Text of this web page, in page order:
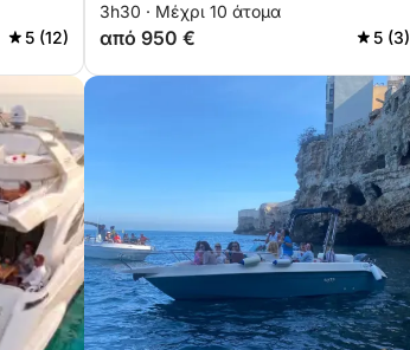
5 (12)
3h30 · Μέχρι 10 άτομα
από 950 € 5 (3)